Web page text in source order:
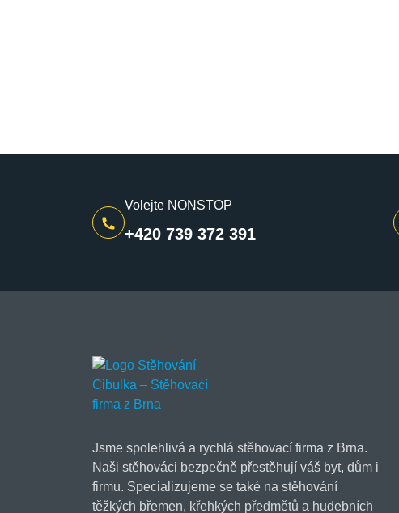
Volejte NONSTOP
+420 739 372 391
Jsme spolehlivá a rychlá stěhovací firma z Brna.
Naši stěhováci bezpečně přestěhují váš byt, dům i
firmu. Specializujeme se také na stěhování
těžkých břemen, křehkých předmětů a hudebních